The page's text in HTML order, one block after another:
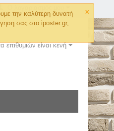
×
την καλύτερη δυνατή
σας στο iposter.gr,
επιθυμιών είναι κενή